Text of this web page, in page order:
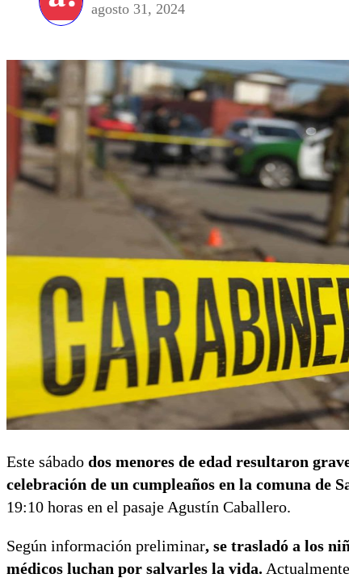
agosto 31, 2024
Este sábado dos menores de edad resultaron
celebración de un cumpleaños en la comuna de
19:10 horas en el pasaje Agustín Caballero.
Según información preliminar, se trasladó a los
médicos luchan por salvarles la vida.